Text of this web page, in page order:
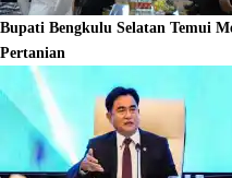
Bupati Bengkulu Selatan Temui
Pertanian